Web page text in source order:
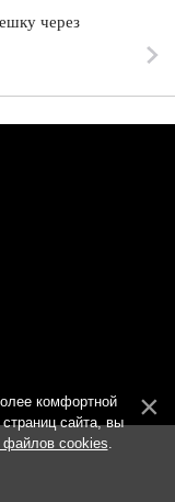
через
комфортной
сайта, вы
файлов cookies.